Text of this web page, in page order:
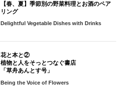
【春、夏】季節別の野菜料理とお酒のペア
リング
Delightful Vegetable Dishes with Drinks
花と本と②
植物と人をそっとつなぐ書店
「草舟あんとす号」
Being the Voice of Flowers